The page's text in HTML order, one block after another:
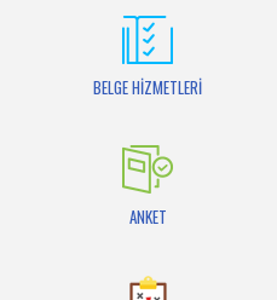
BELGE HİZMETLERİ
ANKET